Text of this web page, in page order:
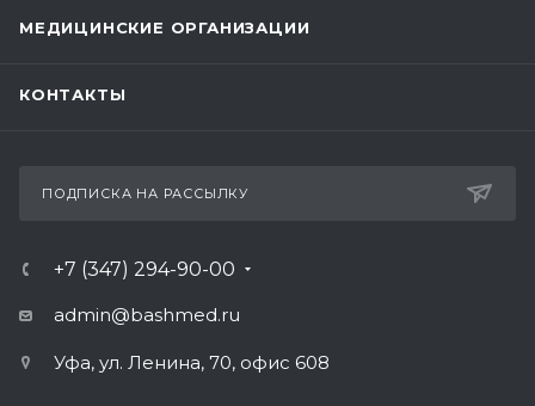
МЕДИЦИНСКИЕ ОРГАНИЗАЦИИ
КОНТАКТЫ
ПОДПИСКА НА РАССЫЛКУ
+7 (347) 294-90-00
admin@bashmed.ru
Уфа, ул. Ленина, 70, офис 608